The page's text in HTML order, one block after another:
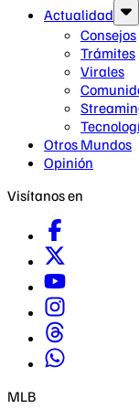
Actualidad
Consejos
Trámites
Virales
Otros Mundos
Opinión
Visítanos en
MLB